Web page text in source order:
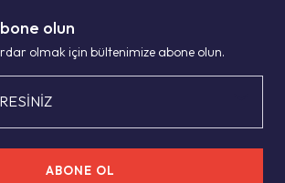
olun
olmak için bültenimize abone olun.
ABONE OL